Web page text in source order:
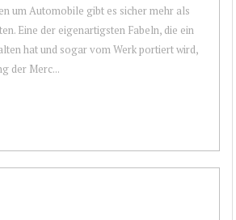
um Automobile gibt es sicher mehr als
Eine der eigenartigsten Fabeln, die ein
hat und sogar vom Werk portiert wird,
der Merc...